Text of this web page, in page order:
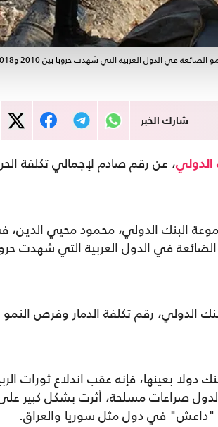
العربية التي شهدت حروبا بين 2010 و2018 بلغت 900 مليار دولار- جيتي
شارك الخبر
الدولي
البنك الدولي، محمود محيي الدين، في
الدولي، رقم تكلفة الدمار وفرص
بعينها، فإنه عقب اندلاع ثورات
تلك الدول صراعات مسلحة، أثرت بشكل كبير
"داعش" في دول مثل سوريا والعراق.